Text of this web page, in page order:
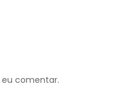
eu comentar.